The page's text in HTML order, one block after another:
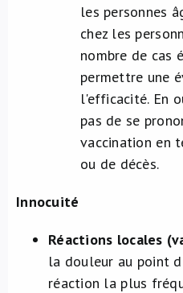
les personnes
chez les
nombre de cas
permettre une
l'efficacité. En
pas de se
vaccination en
ou de décès.
Innocuité
Réactions locales
la douleur au point
réaction la plus